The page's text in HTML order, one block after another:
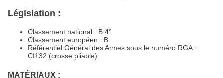
Législation :
Classement national : B 4°
Classement européen : B
Référentiel Général des Armes sous le numéro RGA :
CI132 (crosse pliable)
MATÉRIAUX :